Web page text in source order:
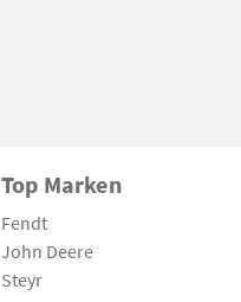
Top Marken
Fendt
John Deere
Steyr